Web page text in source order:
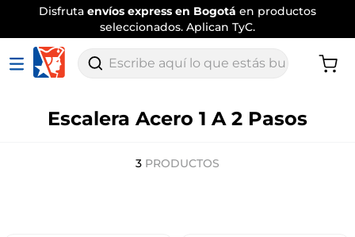
Disfruta envíos express en Bogotá en productos
seleccionados. Aplican TyC.
Escribe aquí lo que estás buscando
Escalera Acero 1 A 2 Pasos
3 PRODUCTOS